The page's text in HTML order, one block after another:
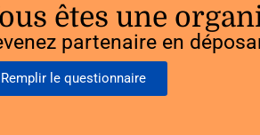
êtes une
partenaire en
Remplir le questionnaire